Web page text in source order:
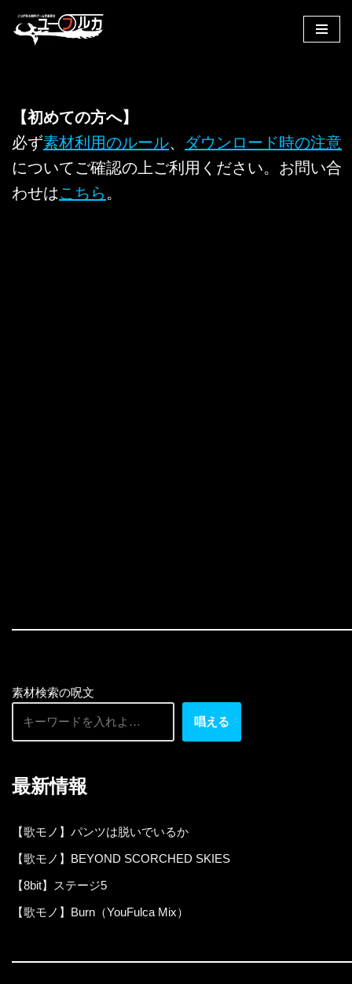
へ
キ
ッ
【初めての方へ】
必ず素材利用のルール、 ダウンロード時の注意
についてご確認の上ご利用ください。お問い合
わせはこちら 。
素材検索の呪文
唱える
最新情報
【歌モノ】パンツは脱いでいるか
【歌モノ】BEYOND SCORCHED SKIES
【8bit】ステージ5
【歌モノ】Burn（YouFulca Mix）